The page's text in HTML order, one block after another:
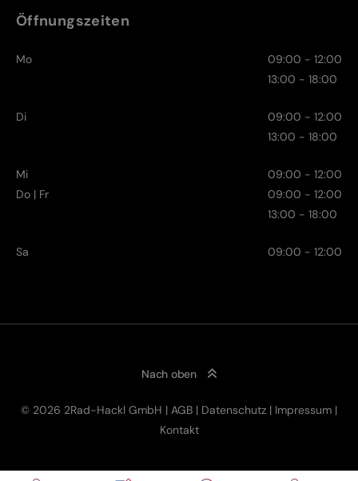
Öffnungszeiten
Mo
09:00 - 12:00
13:00 - 18:00
Di
09:00 - 12:00
13:00 - 18:00
Mi
09:00 - 12:00
Do | Fr
09:00 - 12:00
13:00 - 18:00
Sa 09:00 - 12:00
Nach oben
© 2026 2Rad-Hackl GmbH | AGB | Datenschutz | Impressum |
Kontakt